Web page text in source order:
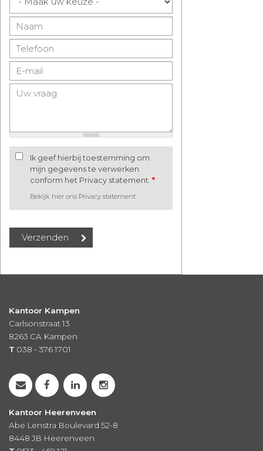
Ik geef hierbij toestemming om
mijn gegevens te verwerken
conform het Privacy statement. *
Bekijk hier ons Privacy statement
Kantoor Kampen
Carlsonstraat 13
8263 CA Kampen
T 038 - 376 1701
Kantoor Heerenveen
Abe Lenstra Boulevard 52-8
8448 JB Heerenveen